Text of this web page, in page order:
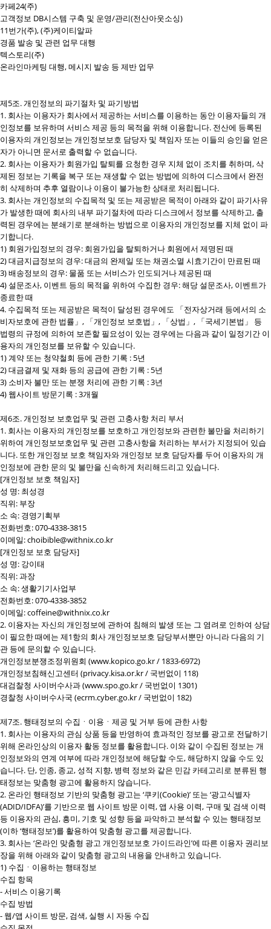
카페24(주)
고객정보 DB시스템 구축 및 운영/관리(전산아웃소싱)
11번가(주), (주)케이티알파
경품 발송 및 관련 업무 대행
텍스토리(주)
온라인마케팅 대행, 메시지 발송 등 제반 업무
제5조. 개인정보의 파기절차 및 파기방법
1. 회사는 이용자가 회사에서 제공하는 서비스를 이용하는 동안 이용자들의 개
인정보를 보유하며 서비스 제공 등의 목적을 위해 이용합니다. 전산에 등록된
이용자의 개인정보는 개인정보보호 담당자 및 책임자 또는 이들의 승인을 얻은
자가 아니면 문서로 출력할 수 없습니다.
2. 회사는 이용자가 회원가입 탈퇴를 요청한 경우 지체 없이 조치를 취하며, 삭
제된 정보는 기록을 복구 또는 재생할 수 없는 방법에 의하여 디스크에서 완전
히 삭제하며 추후 열람이나 이용이 불가능한 상태로 처리됩니다.
3. 회사는 개인정보의 수집목적 및 또는 제공받은 목적이 아래와 같이 파기사유
가 발생한 때에 회사의 내부 파기절차에 따라 디스크에서 정보를 삭제하고, 출
력된 경우에는 분쇄기로 분쇄하는 방법으로 이용자의 개인정보를 지체 없이 파
기합니다.
1) 회원가입정보의 경우: 회원가입을 탈퇴하거나 회원에서 제명된 때
2) 대금지급정보의 경우: 대금의 완제일 또는 채권소멸 시효기간이 만료된 때
3) 배송정보의 경우: 물품 또는 서비스가 인도되거나 제공된 때
4) 설문조사, 이벤트 등의 목적을 위하여 수집한 경우: 해당 설문조사, 이벤트가
종료한 때
4. 수집목적 또는 제공받은 목적이 달성된 경우에도 「전자상거래 등에서의 소
비자보호에 관한 법률」, 「개인정보 보호법」, 「상법」, 「국세기본법」 등
법령의 규정에 의하여 보존할 필요성이 있는 경우에는 다음과 같이 일정기간 이
용자의 개인정보를 보유할 수 있습니다.
1) 계약 또는 청약철회 등에 관한 기록 : 5년
2) 대금결제 및 재화 등의 공급에 관한 기록 : 5년
3) 소비자 불만 또는 분쟁 처리에 관한 기록 : 3년
4) 웹사이트 방문기록 : 3개월
제6조. 개인정보 보호업무 및 관련 고충사항 처리 부서
1. 회사는 이용자의 개인정보를 보호하고 개인정보와 관련한 불만을 처리하기
위하여 개인정보보호업무 및 관련 고충사항을 처리하는 부서가 지정되어 있습
니다. 또한 개인정보 보호 책임자와 개인정보 보호 담당자를 두어 이용자의 개
인정보에 관한 문의 및 불만을 신속하게 처리해드리고 있습니다.
[개인정보 보호 책임자]
성 명: 최성경
직위: 부장
소 속: 경영기획부
전화번호: 070-4338-3815
이메일: choibible@withnix.co.kr
[개인정보 보호 담당자]
성 명: 강이태
직위: 과장
소 속: 생활기기사업부
전화번호: 070-4338-3852
이메일: coffeine@withnix.co.kr
2. 이용자는 자신의 개인정보에 관하여 침해의 발생 또는 그 염려로 인하여 상담
이 필요한 때에는 제1항의 회사 개인정보보호 담당부서뿐만 아니라 다음의 기
관 등에 문의할 수 있습니다.
개인정보분쟁조정위원회 (www.kopico.go.kr / 1833-6972)
개인정보침해신고센터 (privacy.kisa.or.kr / 국번없이 118)
대검찰청 사이버수사과 (www.spo.go.kr / 국번없이 1301)
경찰청 사이버수사국 (ecrm.cyber.go.kr / 국번없이 182)
제7조. 행태정보의 수집ㆍ이용ㆍ제공 및 거부 등에 관한 사항
1. 회사는 이용자의 관심 상품 등을 반영하여 효과적인 정보를 광고로 전달하기
위해 온라인상의 이용자 활동 정보를 활용합니다. 이와 같이 수집된 정보는 개
인정보와의 연계 여부에 따라 개인정보에 해당할 수도, 해당하지 않을 수도 있
습니다. 단, 인종, 종교, 성적 지향, 병력 정보와 같은 민감 카테고리로 분류된 행
태정보는 맞춤형 광고에 활용하지 않습니다.
2. 온라인 행태정보 기반의 맞춤형 광고는 ‘쿠키(Cookie)’ 또는 ‘광고식별자
(ADID/IDFA)’를 기반으로 웹 사이트 방문 이력, 앱 사용 이력, 구매 및 검색 이력
등 이용자의 관심, 흥미, 기호 및 성향 등을 파악하고 분석할 수 있는 행태정보
(이하 ‘행태정보’)를 활용하여 맞춤형 광고를 제공합니다.
3. 회사는 ‘온라인 맞춤형 광고 개인정보보호 가이드라인’에 따른 이용자 권리보
장을 위해 아래와 같이 맞춤형 광고의 내용을 안내하고 있습니다.
1) 수집ㆍ이용하는 행태정보
수집 항목
- 서비스 이용기록
수집 방법
- 웹/앱 사이트 방문, 검색, 실행 시 자동 수집